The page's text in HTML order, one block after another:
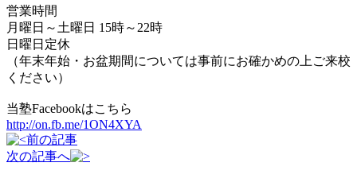
営業時間
月曜日～土曜日 15時～22時
日曜日定休
（年末年始・お盆期間については事前にお確かめの上ご来校
ください）
当塾Facebookはこちら
http://on.fb.me/1ON4XYA
前の記事
次の記事へ